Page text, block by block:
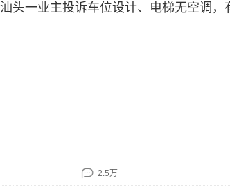
汕头一业主投诉车位设计、电梯无空调，
2.5万